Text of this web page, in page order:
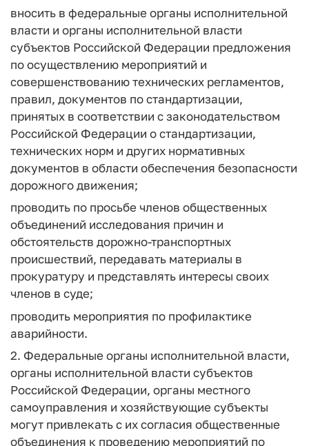
вносить в федеральные органы исполнительной
власти и органы исполнительной власти
субъектов Российской Федерации предложения
по осуществлению мероприятий и
совершенствованию технических регламентов,
правил, документов по стандартизации,
принятых в соответствии с законодательством
Российской Федерации о стандартизации,
технических норм и других нормативных
документов в области обеспечения безопасности
дорожного движения;
проводить по просьбе членов общественных
объединений исследования причин и
обстоятельств дорожно-транспортных
происшествий, передавать материалы в
прокуратуру и представлять интересы своих
членов в суде;
проводить мероприятия по профилактике
аварийности.
2. Федеральные органы исполнительной власти,
органы исполнительной власти субъектов
Российской Федерации, органы местного
самоуправления и хозяйствующие субъекты
могут привлекать с их согласия общественные
объединения к проведению мероприятий по